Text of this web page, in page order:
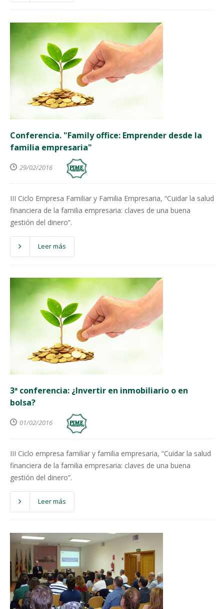
Conferencia. "Family office: Emprender desde la
familia empresaria"
29/02/2016
III Ciclo Empresa Familiar y Familia Empresaria, “Cuidar la salud
financiera de la familia empresaria: claves de una buena
gestión del dinero”.
Leer más
3ª conferencia: ¿Invertir en inmobiliario o en
bolsa?
01/02/2016
III Ciclo empresa familiar y familia empresaria, “Cuidar la salud
financiera de la familia empresaria: claves de una buena
gestión del dinero”.
Leer más